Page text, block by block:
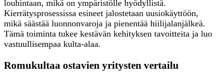
louhintaan, mikä on ympäristölle hyödyllistä.
Kierrätysprosessissa esineet jalostetaan uusiokäyttöön,
mikä säästää luonnonvaroja ja pienentää hiilijalanjälkeä.
Tämä toiminta tukee kestävän kehityksen tavoitteita ja luo
vastuullisempaa kulta-alaa.
Romukultaa ostavien yritysten vertailu